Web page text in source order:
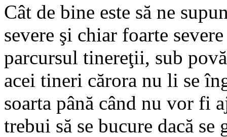
Cât de bine este să ne
severe şi chiar foarte
parcursul tinereţii, sub
acei tineri cărora nu li se
soarta până când nu vor fi
trebui să se bucure dacă